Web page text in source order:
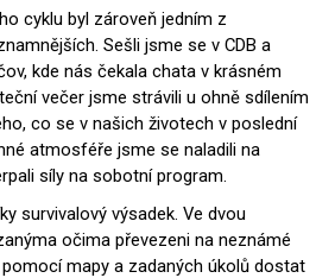
cyklu byl zároveň jedním z
Sešli jsme se v CDB a
kde nás čekala chata v krásném
večer jsme strávili u ohně sdílením
co se v našich životech v poslední
atmosféře jsme se naladili na
síly na sobotní program.
survivalový výsadek. Ve dvou
očima převezeni na neznámé
mapy a zadaných úkolů dostat